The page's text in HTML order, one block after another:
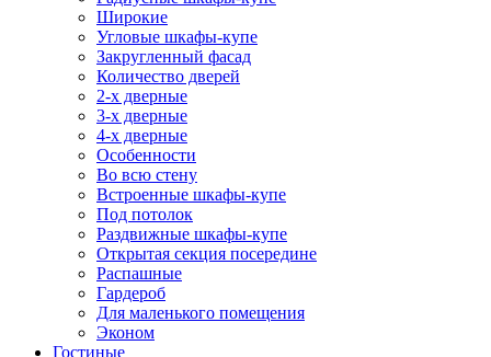
Широкие
Угловые шкафы-купе
Закругленный фасад
Количество дверей
2-х дверные
3-х дверные
4-х дверные
Особенности
Во всю стену
Встроенные шкафы-купе
Под потолок
Раздвижные шкафы-купе
Открытая секция посередине
Распашные
Гардероб
Для маленького помещения
Эконом
Гостиные